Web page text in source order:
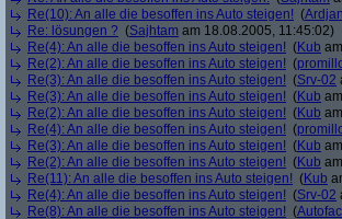
Re(10): An alle die besoffen ins Auto steigen! (Ardjan
Re: lösungen ? (Sajhtam am 18.08.2005, 11:45:02)
Re(4): An alle die besoffen ins Auto steigen! (Kub
Re(2): An alle die besoffen ins Auto steigen! (
Re(3): An alle die besoffen ins Auto steigen! (Srv-02
Re(3): An alle die besoffen ins Auto steigen! (Kub
Re(2): An alle die besoffen ins Auto steigen! (Kub
Re(4): An alle die besoffen ins Auto steigen! (
Re(3): An alle die besoffen ins Auto steigen! (Kub
Re(2): An alle die besoffen ins Auto steigen! (Kub
Re(11): An alle die besoffen ins Auto steigen! (Kub
Re(4): An alle die besoffen ins Auto steigen! (Srv-02
Re(8): An alle die besoffen ins Auto steigen! (